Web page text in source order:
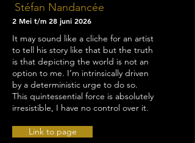
Stéfan Nandancée
2 Mei t/m 28 juni 2026
It may sound like a cliche for an artist
to tell his story like that but the truth
is that depicting the world is not an
option to me. I’m intrinsically driven
by a deterministic urge to do so.
This quintessential force is absolutely
irresistible, I have no control over it.
Link to page